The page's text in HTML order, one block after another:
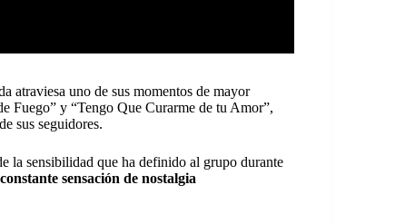
atraviesa uno de sus momentos de mayor
Fuego” y “Tengo Que Curarme de tu Amor”,
sus seguidores.
la sensibilidad que ha definido al grupo durante
sensación de nostalgia